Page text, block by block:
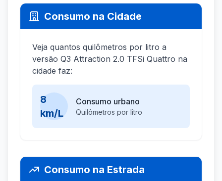
Consumo na Cidade
Veja quantos quilômetros por litro a
versão Q3 Attraction 2.0 TFSi Quattro na
cidade faz:
8
km/L
Consumo urbano
Quilômetros por litro
Consumo na Estrada